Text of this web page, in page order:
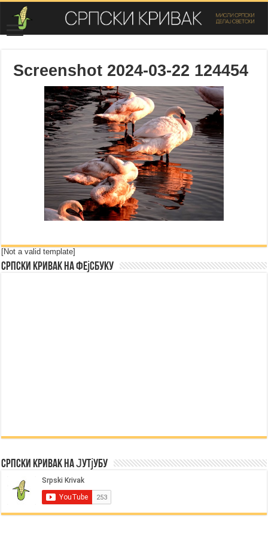
Screenshot 2024-03-22 124454
[Not a valid template]
Српски Кривак на Фејсбуку
Српски Кривак на Јутјубу